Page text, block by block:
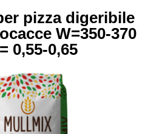
pizza digeribile
W=350-370
0,55-0,65